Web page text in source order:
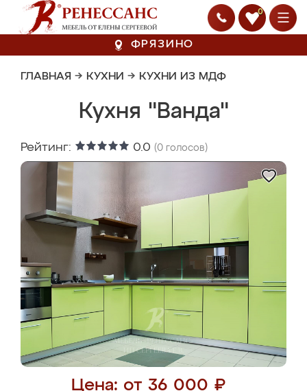
0
ФРЯЗИНО
ГЛАВНАЯ → КУХНИ → КУХНИ ИЗ МДФ
Кухня "Ванда"
Рейтинг: 0.0 (0 голосов)
Цена: от 36 000 ₽